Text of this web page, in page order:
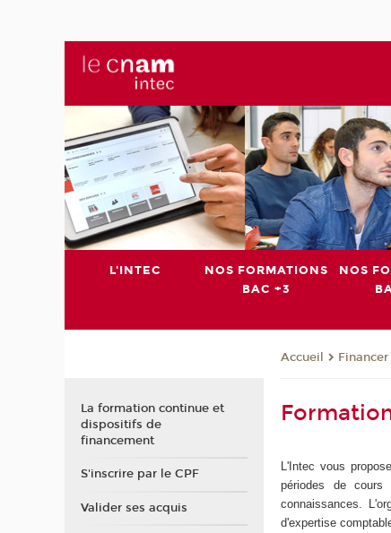
L'INTEC
NOS FORMATIONS
BAC +3
NOS
Accueil
L'Intec vous
périodes de
connaissances.
d'expertise
La formation continue et
dispositifs de
financement
S'inscrire par le CPF
Valider ses acquis